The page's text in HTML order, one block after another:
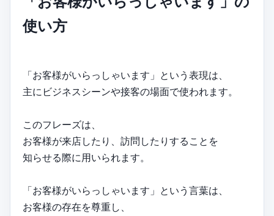
使い方
「お客様がいらっしゃいます」という表現は、
主にビジネスシーンや接客の場面で使われます。
このフレーズは、
お客様が来店したり、訪問したりすることを
知らせる際に用いられます。
「お客様がいらっしゃいます」という言葉は、
お客様の存在を尊重し、